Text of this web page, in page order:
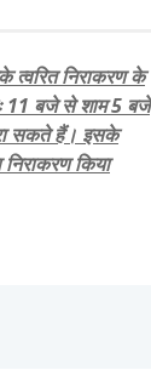
त्वरित निराकरण के
11 बजे से शाम 5 बजे
सकते हैं। इसके
किया